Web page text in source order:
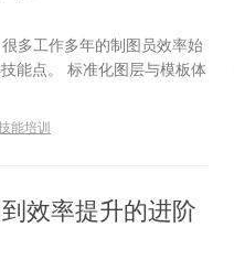
多工作多年的制图员效率始
能点。 标准化图层与模板体
能培训
效率提升的进阶